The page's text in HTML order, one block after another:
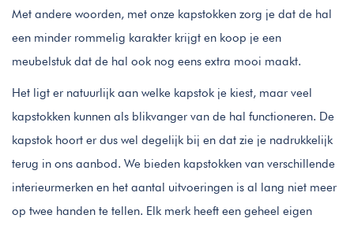
Met andere woorden, met onze kapstokken zorg je dat de hal
een minder rommelig karakter krijgt en koop je een
meubelstuk dat de hal ook nog eens extra mooi maakt.
Het ligt er natuurlijk aan welke kapstok je kiest, maar veel
kapstokken kunnen als blikvanger van de hal functioneren. De
kapstok hoort er dus wel degelijk bij en dat zie je nadrukkelijk
terug in ons aanbod. We bieden kapstokken van verschillende
interieurmerken en het aantal uitvoeringen is al lang niet meer
op twee handen te tellen. Elk merk heeft een geheel eigen